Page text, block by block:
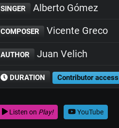
SINGER Alberto Gómez
COMPOSER Vicente Greco
AUTHOR Juan Velich
DURATION Contributor access
Listen on Play! YouTube